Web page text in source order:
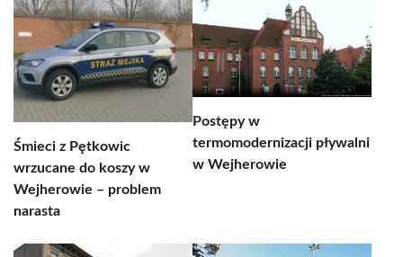
Śmieci z Pętkowic
wrzucane do koszy w
Wejherowie – problem
narasta
Postępy w
termomodernizacji pływalni
w Wejherowie